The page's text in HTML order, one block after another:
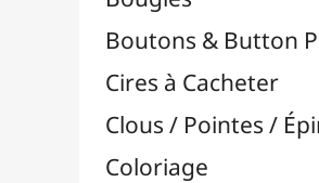
Perforatrices M
Perforatrices S
Perforatrices XL
Perforatrices XS